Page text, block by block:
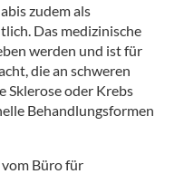
zudem als
Das medizinische
werden und ist für
die an schweren
Sklerose oder Krebs
Behandlungsformen
Büro für